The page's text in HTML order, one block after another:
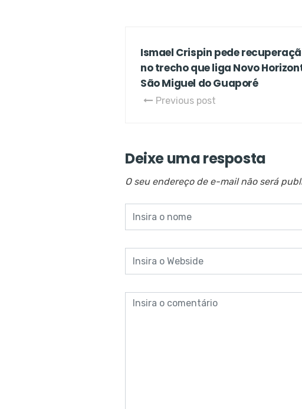
Ismael Crispin pede
no trecho que liga Novo
São Miguel do Guaporé
Previous post
Deixe uma resposta
O seu endereço de e-mail não será